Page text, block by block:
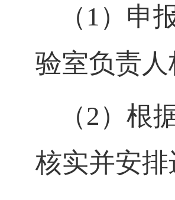
（ 1 ）申
验室负责
（2 ）根
核实并安